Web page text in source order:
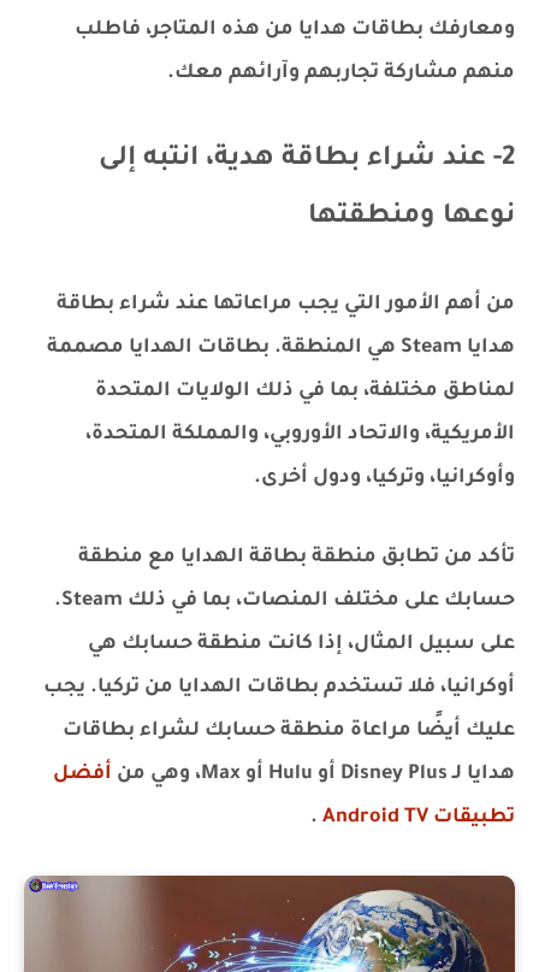
ومعارفك بطاقات هدايا من هذه المتاجر، فاطلب
منهم مشاركة تجاربهم وآرائهم معك.
2- عند شراء بطاقة هدية، انتبه إلى
نوعها ومنطقتها
من أهم الأمور التي يجب مراعاتها عند شراء بطاقة
هدايا Steam هي المنطقة. بطاقات الهدايا مصممة
لمناطق مختلفة، بما في ذلك الولايات المتحدة
الأمريكية، والاتحاد الأوروبي، والمملكة المتحدة،
وأوكرانيا، وتركيا، ودول أخرى.
تأكد من تطابق منطقة بطاقة الهدايا مع منطقة
حسابك على مختلف المنصات، بما في ذلك Steam.
على سبيل المثال، إذا كانت منطقة حسابك هي
أوكرانيا، فلا تستخدم بطاقات الهدايا من تركيا. يجب
عليك أيضًا مراعاة منطقة حسابك لشراء بطاقات
هدايا لـ Disney Plus أو Hulu أو Max، وهي من
أفضل
تطبيقات Android TV
.